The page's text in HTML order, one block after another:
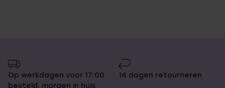
Op werkdagen voor 17:00
besteld, morgen in huis
14 dagen retourneren